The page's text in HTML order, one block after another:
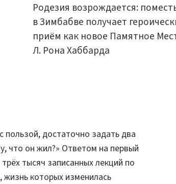
Родезия возрождается:
в Зимбабве получает
приём как новое Памятное
Л. Рона Хаббарда
достаточно задать два
что он жил?» Ответом на первый
тысяч записанных лекций по
которых изменилась